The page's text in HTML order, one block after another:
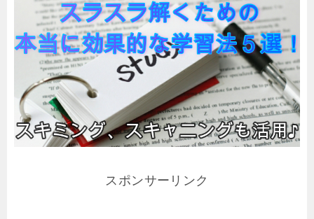
スポンサーリンク